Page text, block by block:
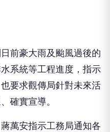
前豪大雨及颱風過後的
系統等工程進度，指示
要求觀傳局針對未來活
確實宣導。
萬安指示工務局通知各